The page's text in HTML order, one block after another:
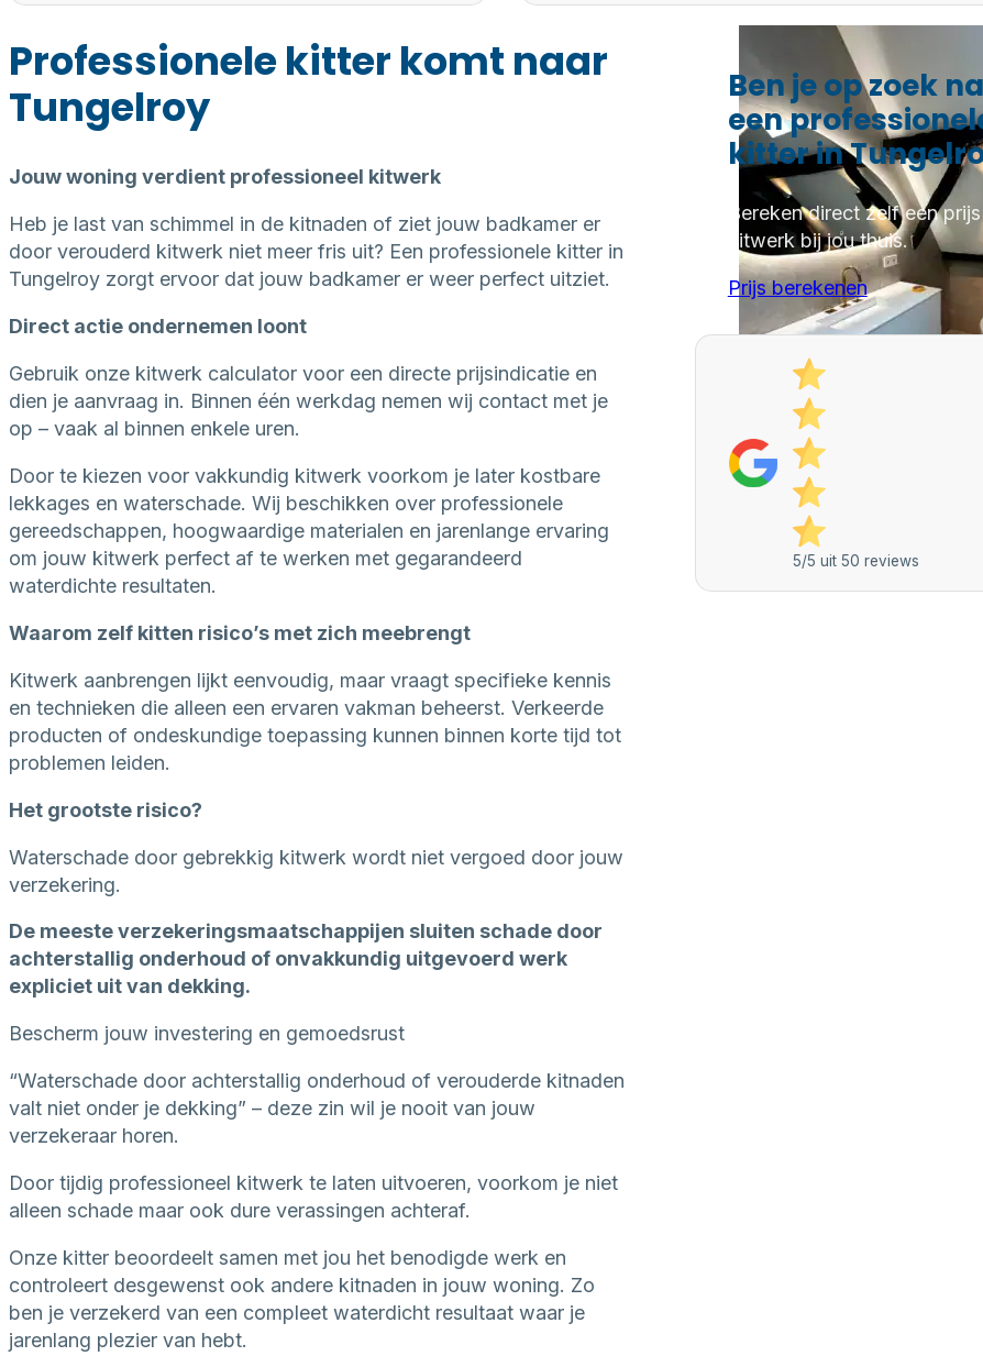
Professionele kitter komt naar
Tungelroy
Jouw woning verdient professioneel kitwerk
Heb je last van schimmel in de kitnaden of ziet jouw badkamer er
door verouderd kitwerk niet meer fris uit? Een professionele kitter in
Tungelroy zorgt ervoor dat jouw badkamer er weer perfect uitziet.
Direct actie ondernemen loont
Gebruik onze kitwerk calculator voor een directe prijsindicatie en
dien je aanvraag in. Binnen één werkdag nemen wij contact met je
op – vaak al binnen enkele uren.
Door te kiezen voor vakkundig kitwerk voorkom je later kostbare
lekkages en waterschade. Wij beschikken over professionele
gereedschappen, hoogwaardige materialen en jarenlange ervaring
om jouw kitwerk perfect af te werken met gegarandeerd
waterdichte resultaten.
Waarom zelf kitten risico’s met zich meebrengt
Kitwerk aanbrengen lijkt eenvoudig, maar vraagt specifieke kennis
en technieken die alleen een ervaren vakman beheerst. Verkeerde
producten of ondeskundige toepassing kunnen binnen korte tijd tot
problemen leiden.
Het grootste risico?
Waterschade door gebrekkig kitwerk wordt niet vergoed door jouw
verzekering.
De meeste verzekeringsmaatschappijen sluiten schade door
achterstallig onderhoud of onvakkundig uitgevoerd werk
expliciet uit van dekking.
Bescherm jouw investering en gemoedsrust
“Waterschade door achterstallig onderhoud of verouderde kitnaden
valt niet onder je dekking” – deze zin wil je nooit van jouw
verzekeraar horen.
Door tijdig professioneel kitwerk te laten uitvoeren, voorkom je niet
alleen schade maar ook dure verassingen achteraf.
Onze kitter beoordeelt samen met jou het benodigde werk en
controleert desgewenst ook andere kitnaden in jouw woning. Zo
ben je verzekerd van een compleet waterdicht resultaat waar je
jarenlang plezier van hebt.
Ben je op zoek
een
kitter in
Bereken direct zelf een
kitwerk bij jou thuis.
Prijs berekenen
5/5 uit 50 reviews